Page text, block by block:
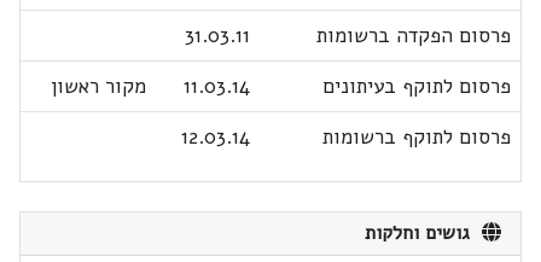
פרסום הפקדה ברשומות
31.03.11
פרסום לתוקף בעיתונים
11.03.14
מקור ראשון
פרסום לתוקף ברשומות
12.03.14
גושים וחלקות